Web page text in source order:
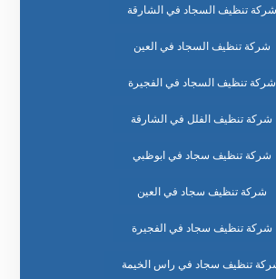
شركة تنظيف السجاد في الشارقة
شركة تنظيف السجاد في العين
شركة تنظيف السجاد في الفجيرة
شركة تنظيف الفلل في الشارقة
شركة تنظيف سجاد في ابوظبي
شركة تنظيف سجاد في العين
شركة تنظيف سجاد في الفجيرة
تنظيف سجاد في راس الخيمة